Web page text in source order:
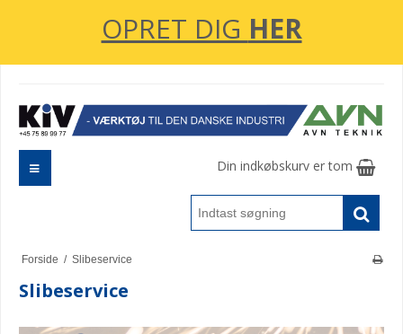
OPRET DIG HER
Din indkøbskurv er tom
Forside / Slibeservice
Slibeservice